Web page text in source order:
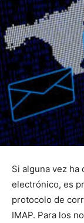
Si alguna vez
electrónico, es
protocolo de
IMAP. Para los